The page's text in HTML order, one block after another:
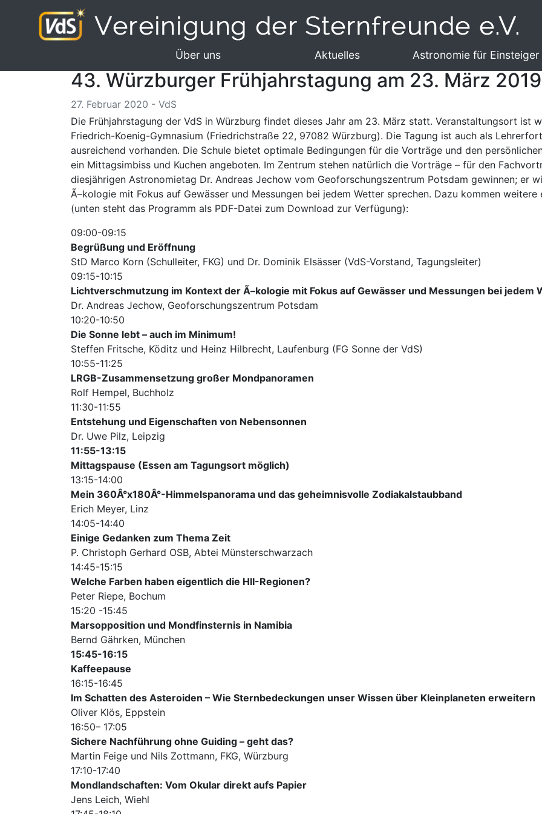
Über uns Aktuelles Astronomie für Einsteiger
43. Würzburger Frühjahrstagung am 23. März 2019
27. Februar 2020 - VdS
Die Frühjahrstagung der VdS in Würzburg findet dieses Jahr am 23. März statt. Veranstaltungsort ist
Friedrich-Koenig-Gymnasium (Friedrichstraße 22, 97082 Würzburg). Die Tagung ist auch als
ausreichend vorhanden. Die Schule bietet optimale Bedingungen für die Vorträge und den
ein Mittagsimbiss und Kuchen angeboten. Im Zentrum stehen natürlich die Vorträge – für den
diesjährigen Astronomietag Dr. Andreas Jechow vom Geoforschungszentrum Potsdam gewinnen; er
Ã–kologie mit Fokus auf Gewässer und Messungen bei jedem Wetter sprechen. Dazu kommen
(unten steht das Programm als PDF-Datei zum Download zur Verfügung):
09:00-09:15
Begrüßung und Eröffnung
StD Marco Korn (Schulleiter, FKG) und Dr. Dominik Elsässer (VdS-Vorstand, Tagungsleiter)
09:15-10:15
Lichtverschmutzung im Kontext der Ã–kologie mit Fokus auf Gewässer und Messungen bei jedem
Dr. Andreas Jechow, Geoforschungszentrum Potsdam
10:20-10:50
Die Sonne lebt – auch im Minimum!
Steffen Fritsche, Köditz und Heinz Hilbrecht, Laufenburg (FG Sonne der VdS)
10:55-11:25
LRGB-Zusammensetzung großer Mondpanoramen
Rolf Hempel, Buchholz
11:30-11:55
Entstehung und Eigenschaften von Nebensonnen
Dr. Uwe Pilz, Leipzig
11:55-13:15
Mittagspause (Essen am Tagungsort möglich)
13:15-14:00
Mein 360Â°x180Â°-Himmelspanorama und das geheimnisvolle Zodiakalstaubband
Erich Meyer, Linz
14:05-14:40
Einige Gedanken zum Thema Zeit
P. Christoph Gerhard OSB, Abtei Münsterschwarzach
14:45-15:15
Welche Farben haben eigentlich die HII-Regionen?
Peter Riepe, Bochum
15:20 -15:45
Marsopposition und Mondfinsternis in Namibia
Bernd Gährken, München
15:45-16:15
Kaffeepause
16:15-16:45
Im Schatten des Asteroiden – Wie Sternbedeckungen unser Wissen über Kleinplaneten erweitern
Oliver Klös, Eppstein
16:50– 17:05
Sichere Nachführung ohne Guiding – geht das?
Martin Feige und Nils Zottmann, FKG, Würzburg
17:10-17:40
Mondlandschaften: Vom Okular direkt aufs Papier
Jens Leich, Wiehl